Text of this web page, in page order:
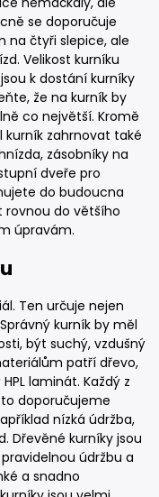
se doporučuje
čtyři slepice, ale
Velikost kurníku
k dostání kurníky
že na kurník by
co největší. Kromě
zahrnovat také
zásobníky na
dveře pro
do budoucna
rovnou do většího
úpravám.
Ten určuje nejen
kurník by měl
být suchý, vzdušný
patří dřevo,
laminát. Každý z
doporučujeme
nízká údržba,
Dřevěné kurníky jsou
údržbu a
a snadno